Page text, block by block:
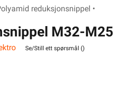
reduksjonsnippel •
M32-M25
Se/Still ett spørsmål ()